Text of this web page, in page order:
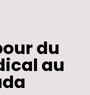
du
au